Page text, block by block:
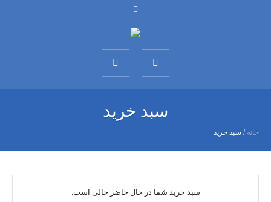
سبد خرید
خانه / سبد خرید
سبد خرید شما در حال حاضر خالی است.